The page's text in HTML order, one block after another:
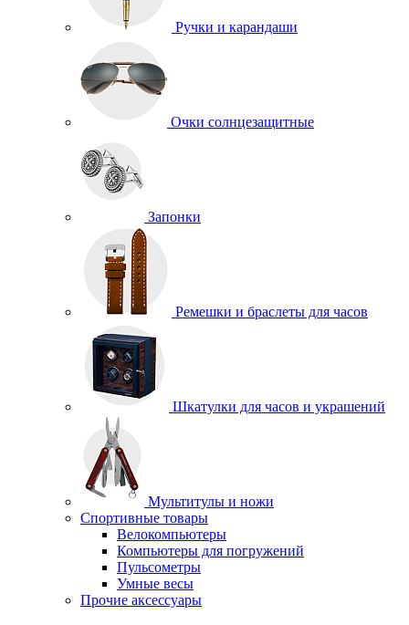
Ручки и карандаши
Очки солнцезащитные
Запонки
Ремешки и браслеты для часов
Шкатулки для часов и украшений
Мультитулы и ножи
Спортивные товары
Велокомпьютеры
Компьютеры для погружений
Пульсометры
Умные весы
Прочие аксессуары